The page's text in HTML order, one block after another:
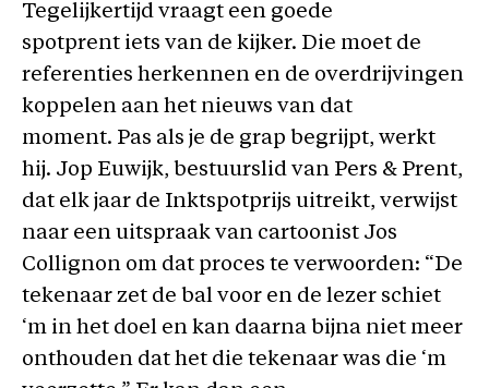
Tegelijkertijd vraagt een goede
spotprent iets van de kijker. Die moet de
referenties herkennen en de overdrijvingen
koppelen aan het nieuws van dat
moment. Pas als je de grap begrijpt, werkt
hij. Jop Euwijk, bestuurslid van Pers & Prent,
dat elk jaar de Inktspotprijs uitreikt, verwijst
naar een uitspraak van cartoonist Jos
Collignon om dat proces te verwoorden: “De
tekenaar zet de bal voor en de lezer schiet
‘m in het doel en kan daarna bijna niet meer
onthouden dat het die tekenaar was die ‘m